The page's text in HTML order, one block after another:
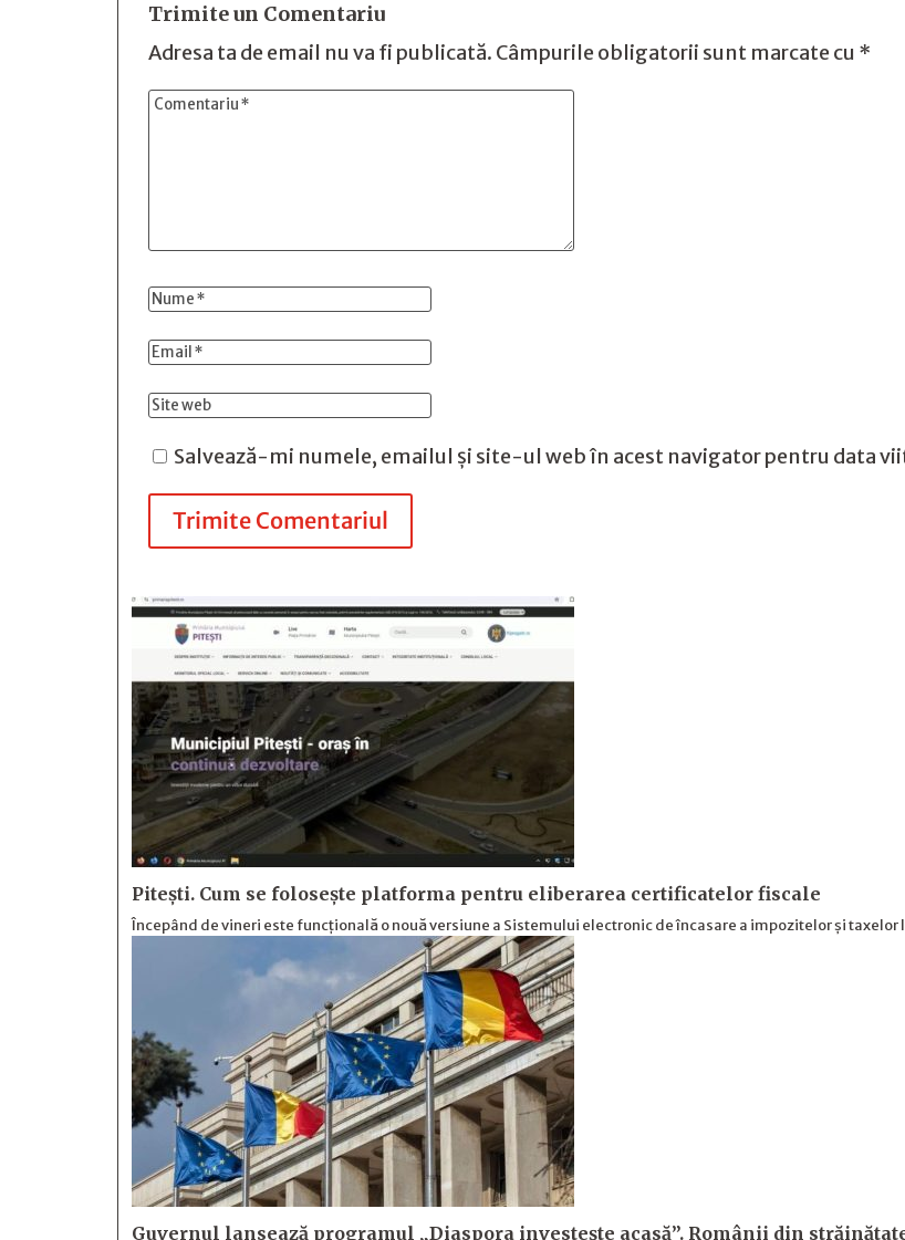
Trimite un Comentariu
Adresa ta de email nu va fi publicată. Câmpurile obligatorii sunt marcate cu *
Salvează-mi numele, emailul și site-ul web în acest navigator pentru data
Trimite Comentariul
Pitești. Cum se folosește platforma pentru eliberarea certificatelor fiscale
Începând de vineri este funcțională o nouă versiune a Sistemului electronic de încasare a impozitelor și
Guvernul lansează programul „Diaspora investește acasă”. Românii din